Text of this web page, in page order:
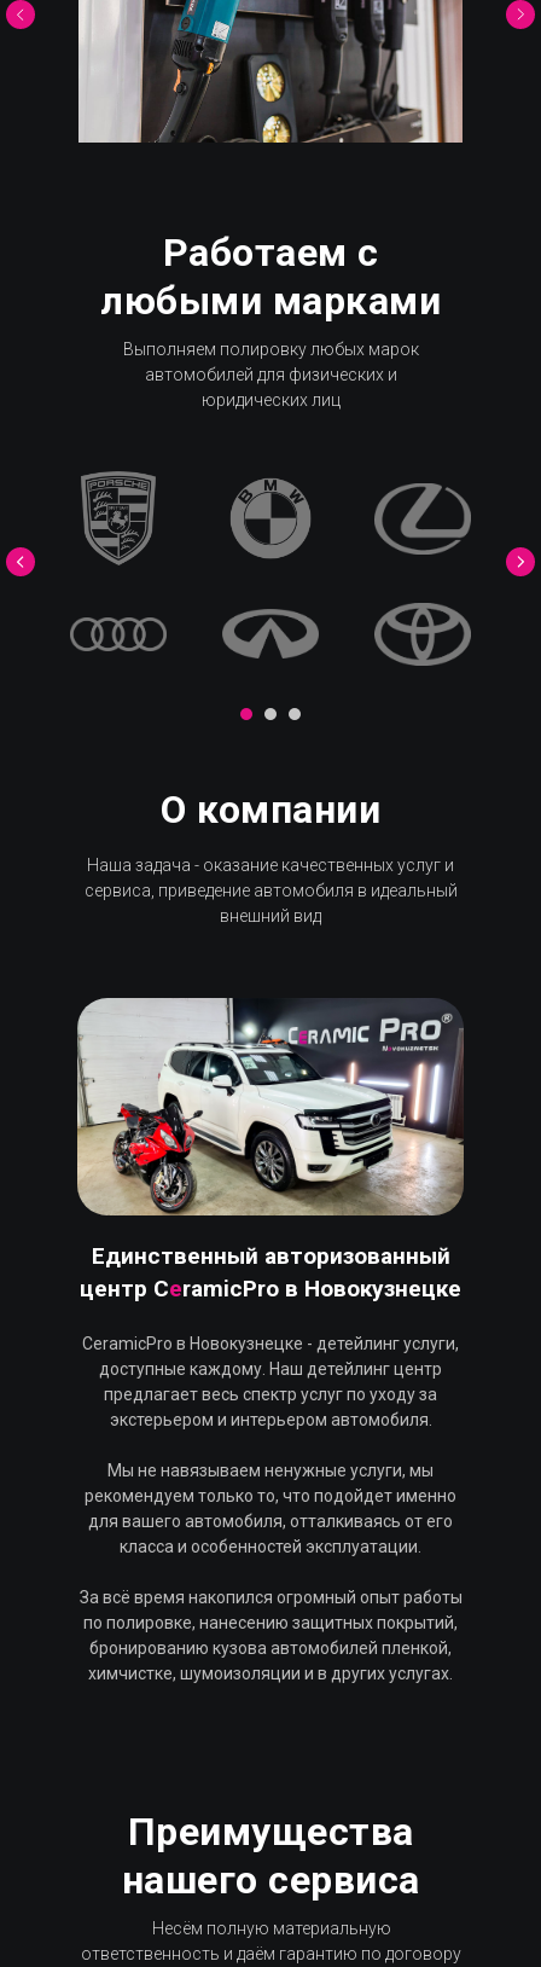
Работаем с
любыми марками
Выполняем полировку любых марок
автомобилей для физических и
юридических лиц
О компании
Наша задача - оказание качественных услуг и
сервиса, приведение автомобиля в идеальный
внешний вид
Единственный авторизованный
центр CeramicPro в Новокузнецке
CeramicPro в Новокузнецке - детейлинг услуги,
доступные каждому. Наш детейлинг центр
предлагает весь спектр услуг по уходу за
экстерьером и интерьером автомобиля.
Мы не навязываем ненужные услуги, мы
рекомендуем только то, что подойдет именно
для вашего автомобиля, отталкиваясь от его
класса и особенностей эксплуатации.
За всё время накопился огромный опыт работы
по полировке, нанесению защитных покрытий,
бронированию кузова автомобилей пленкой,
химчистке, шумоизоляции и в других услугах.
Преимущества
нашего сервиса
Несём полную материальную
ответственность и даём гарантию по договору